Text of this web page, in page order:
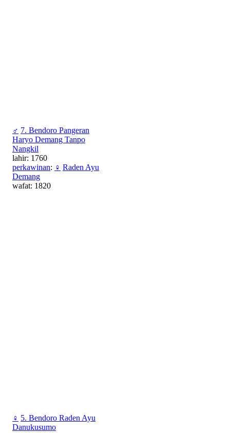
♂ 7. Bendoro Pangeran
Haryo Demang Tanpo
Nangkil
lahir: 1760
perkawinan: ♀ Raden Ayu
Demang
wafat: 1820
♀ 5. Bendoro Raden Ayu
Danukusumo